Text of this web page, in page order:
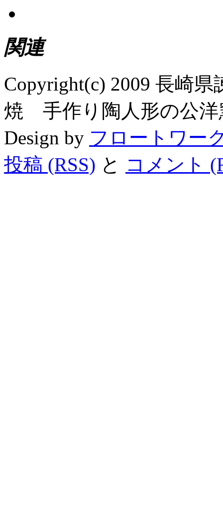
関連
Copyright(c) 2009 長崎
焼 手作り陶人形の公洋
Design by フロートワー
投稿 (RSS) と コメント